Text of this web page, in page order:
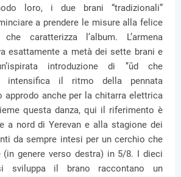
loro, i due brani “tradizionali”
a prendere le misure alla felice
caratterizza l’album. L’armena
esattamente a metà dei sette brani e
introduzione di ’‘ūd che
intensifica il ritmo della pennata
approdo anche per la chitarra elettrica
questa danza, qui il riferimento è
a nord di Yerevan e alla stagione dei
da sempre intesi per un cerchio che
genere verso destra) in 5/8. I dieci
il brano raccontano un